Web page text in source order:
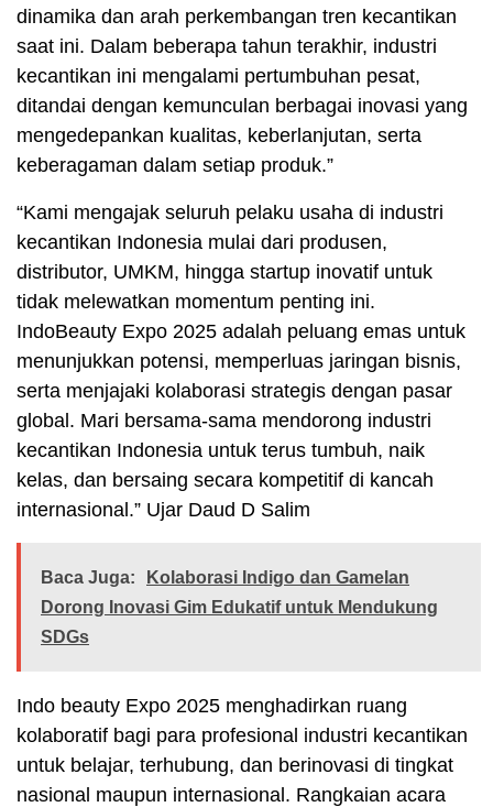
dinamika dan arah perkembangan tren kecantikan
saat ini. Dalam beberapa tahun terakhir, industri
kecantikan ini mengalami pertumbuhan pesat,
ditandai dengan kemunculan berbagai inovasi yang
mengedepankan kualitas, keberlanjutan, serta
keberagaman dalam setiap produk.”
“Kami mengajak seluruh pelaku usaha di industri
kecantikan Indonesia mulai dari produsen,
distributor, UMKM, hingga startup inovatif untuk
tidak melewatkan momentum penting ini.
IndoBeauty Expo 2025 adalah peluang emas untuk
menunjukkan potensi, memperluas jaringan bisnis,
serta menjajaki kolaborasi strategis dengan pasar
global. Mari bersama-sama mendorong industri
kecantikan Indonesia untuk terus tumbuh, naik
kelas, dan bersaing secara kompetitif di kancah
internasional.” Ujar Daud D Salim
Baca Juga:
Kolaborasi Indigo dan Gamelan
Dorong Inovasi Gim Edukatif untuk Mendukung
SDGs
Indo beauty Expo 2025 menghadirkan ruang
kolaboratif bagi para profesional industri kecantikan
untuk belajar, terhubung, dan berinovasi di tingkat
nasional maupun internasional. Rangkaian acara